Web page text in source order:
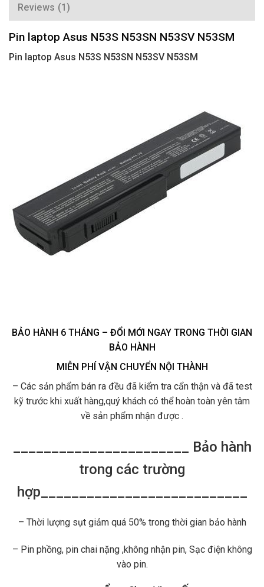
Reviews (1)
Pin laptop Asus N53S N53SN N53SV N53SM
Pin laptop Asus N53S N53SN N53SV N53SM
BẢO HÀNH 6 THÁNG – ĐỔI MỚI NGAY TRONG THỜI GIAN
BẢO HÀNH
MIỄN PHÍ VẬN CHUYỂN NỘI THÀNH
– Các sản phẩm bán ra đều đã kiểm tra cẩn thận và đã test
kỹ trước khi xuất hàng,quý khách có thể hoàn toàn yên tâm
về sản phẩm nhận được .
_______________________ Bảo hành
trong các trường
hợp___________________________
– Thời lượng sụt giảm quá 50% trong thời gian bảo hành
– Pin phồng, pin chai nặng ,không nhận pin, Sạc điện không
vào pin.